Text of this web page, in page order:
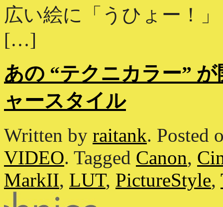
広い絵に「うひょー！
[…]
あの “テクニカラー”
ャースタイル
Written by raitank. Posted
VIDEO. Tagged Canon,
MarkII, LUT, PictureStyle,